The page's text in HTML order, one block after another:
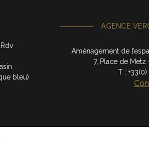
bleu)
AGENCE
Aménagement de
7, Place de Metz
T : +33(0)